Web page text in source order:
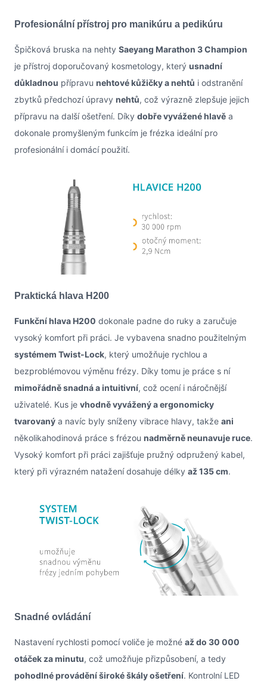
Profesionální přístroj pro manikúru a pedikúru
Špičková bruska na nehty Saeyang Marathon 3 Champion
je přístroj doporučovaný kosmetology, který usnadní
důkladnou přípravu nehtové kůžičky a nehtů i odstranění
zbytků předchozí úpravy nehtů, což výrazně zlepšuje jejich
přípravu na další ošetření. Díky dobře vyvážené hlavě a
dokonale promyšleným funkcím je frézka ideální pro
profesionální i domácí použití.
Praktická hlava H200
Funkční hlava H200 dokonale padne do ruky a zaručuje
vysoký komfort při práci. Je vybavena snadno použitelným
systémem Twist-Lock, který umožňuje rychlou a
bezproblémovou výměnu frézy. Díky tomu je práce s ní
mimořádně snadná a intuitivní, což ocení i náročnější
uživatelé. Kus je vhodně vyvážený a ergonomicky
tvarovaný a navíc byly sníženy vibrace hlavy, takže ani
několikahodinová práce s frézou nadměrně neunavuje ruce.
Vysoký komfort při práci zajišťuje pružný odpružený kabel,
který při výrazném natažení dosahuje délky až 135 cm.
Snadné ovládání
Nastavení rychlosti pomocí voliče je možné až do 30 000
otáček za minutu, což umožňuje přizpůsobení, a tedy
pohodlné provádění široké škály ošetření. Kontrolní LED